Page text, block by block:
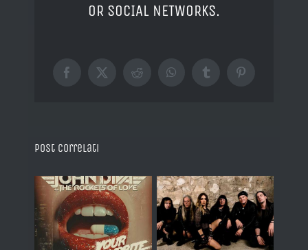
OR SOCIAL NETWORKS.
Facebook
X RedditWhatsAppTumblrPinterest
Post correlati